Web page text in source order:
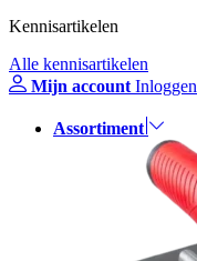
Kennisartikelen
Alle kennisartikelen
Mijn account Inloggen
Assortiment